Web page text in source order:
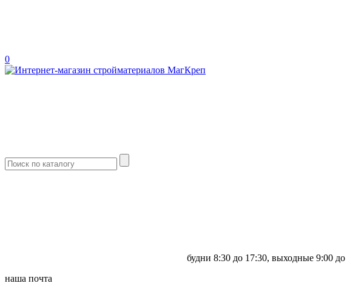
0
будни 8:30 до 17:30, выходные 9:00
наша почта